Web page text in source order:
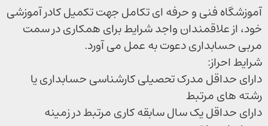
آموزشگاه فنی و حرفه ای تکامل جهت تکمیل کادر آموزشی
خود، از علاقمندان واجد شرایط برای همکاری در سمت
مربی حسابداری دعوت به عمل می آورد.
شرایط احراز:
دارای حداقل مدرک تحصیلی کارشناسی حسابداری یا
رشته های مرتبط
دارای حداقل یک سال سابقه کاری مرتبط در زمینه